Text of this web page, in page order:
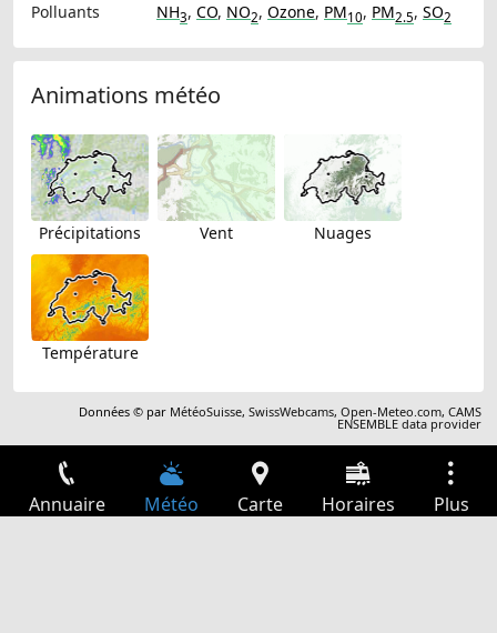
Polluants
NH3, CO, NO2, Ozone, PM10, PM2.5, SO2
Animations météo
Précipitations Vent Nuages
Température
Données © par MétéoSuisse,SwissWebcams,Open-Meteo.com,CAMS
ENSEMBLE data provider
Annuaire Météo Carte Horaires Plus